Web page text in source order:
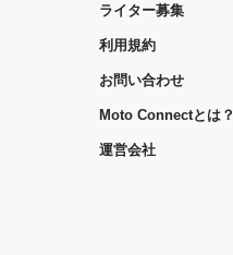
ライター募集
利用規約
お問い合わせ
Moto Connectとは？
運営会社